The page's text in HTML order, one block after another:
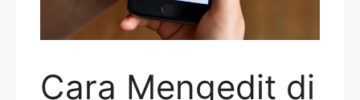
Cara Mengedit di